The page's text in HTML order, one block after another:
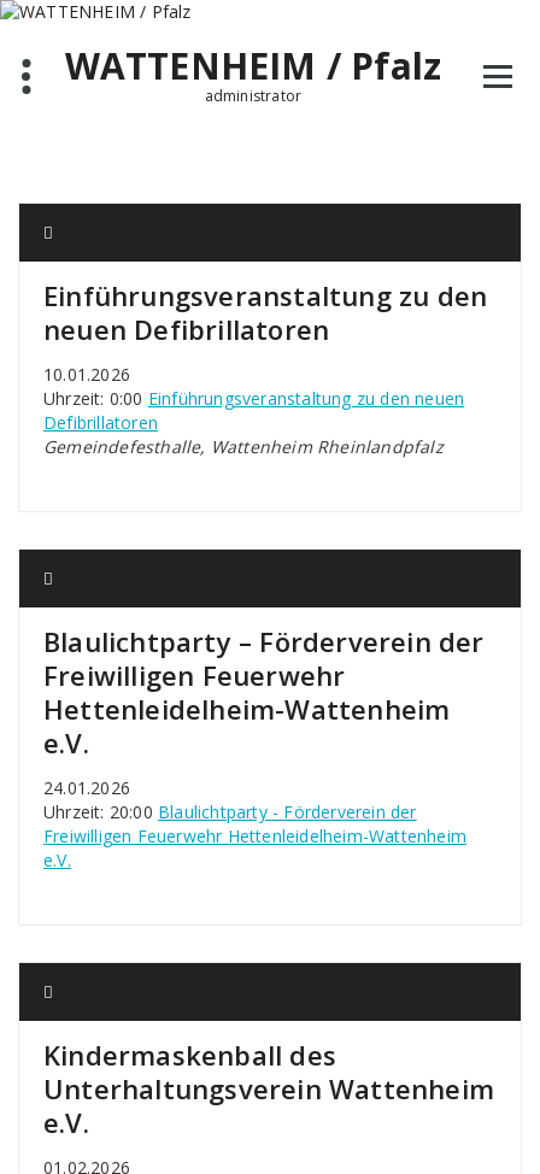
Zum
springenWATTENHEIM / Pfalz
administrator
Einführungsveranstaltung zu den
neuen Defibrillatoren
10.01.2026
Uhrzeit: 0:00 Einführungsveranstaltung zu den neuen
Defibrillatoren
Gemeindefesthalle, Wattenheim Rheinlandpfalz
Blaulichtparty – Förderverein der
Freiwilligen Feuerwehr
Hettenleidelheim-Wattenheim
e.V.
24.01.2026
Uhrzeit: 20:00 Blaulichtparty - Förderverein der
Freiwilligen Feuerwehr Hettenleidelheim-Wattenheim
e.V.
Kindermaskenball des
Unterhaltungsverein Wattenheim
e.V.
01.02.2026